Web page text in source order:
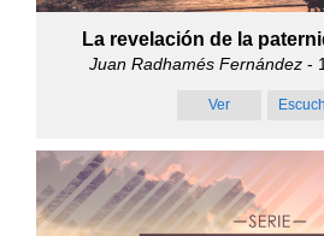
La revelación de la
Juan Radhamés Fernández -
Ver